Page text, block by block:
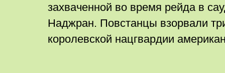
захваченной во время рейда в
Наджран. Повстанцы взорвали
королевской нацгвардии